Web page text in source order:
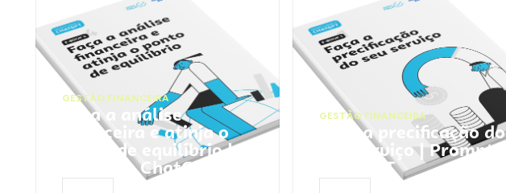
GESTÃO FINANCEIRA
Faça a análise
financeira e atinja o
ponto de equilíbrio |
Prompts ChatGPT
GESTÃO FINANCEIRA
Faça a precificação do
seu serviço | Prompts
ChatGPT